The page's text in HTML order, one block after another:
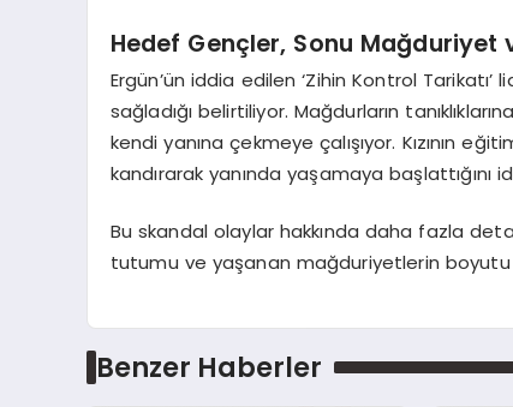
Hedef Gençler, Sonu Mağduriyet
Ergün’ün iddia edilen ‘Zihin Kontrol
sağladığı belirtiliyor. Mağdurların
kendi yanına çekmeye çalışıyor. Kızının
kandırarak yanında yaşamaya başlattığını
Bu skandal olaylar hakkında daha fazla
tutumu ve yaşanan mağduriyetlerin boyutu
Benzer Haberler